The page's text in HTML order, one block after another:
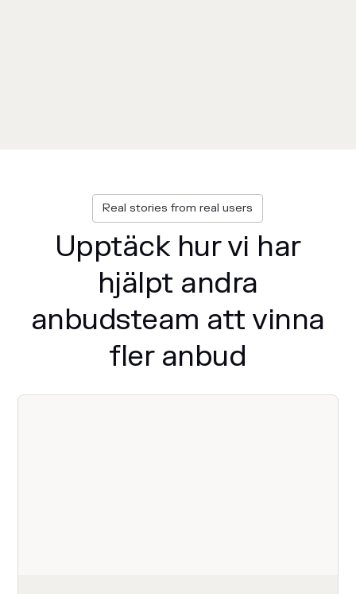
Real stories from real users
Upptäck hur vi har
hjälpt andra
anbudsteam att vinna
fler anbud